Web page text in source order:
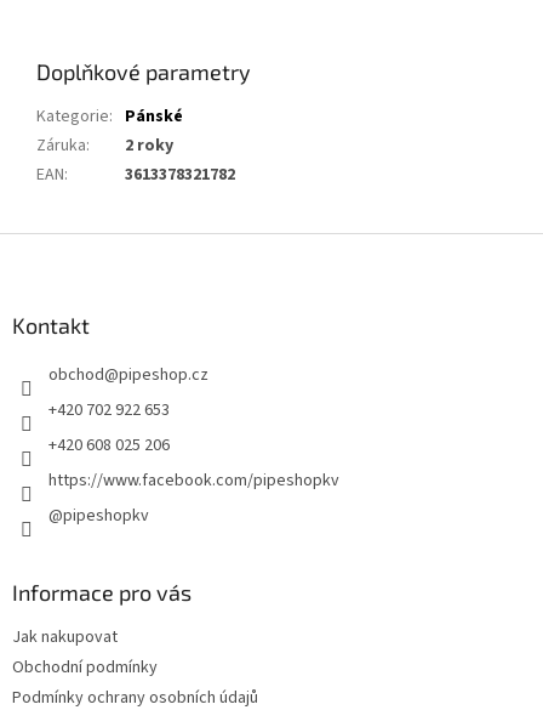
Doplňkové parametry
Kategorie: Pánské
Záruka:
2 roky
EAN: 3613378321782
Kontakt
obchod@pipeshop.cz
+420 702 922 653
+420 608 025 206
https://www.facebook.com/pipeshopkv
@pipeshopkv
Informace pro vás
Jak nakupovat
Obchodní podmínky
Podmínky ochrany osobních údajů